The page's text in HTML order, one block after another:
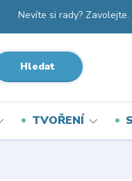
Hledat
Nevíte si rady? Zavolejte.
TVOŘENÍ